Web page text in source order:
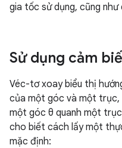
gia tốc sử dụng, cũng
Sử dụng cảm
Véc-tơ xoay biểu thị
của một góc và một
một góc θ quanh một
cho biết cách lấy một
mặc định: